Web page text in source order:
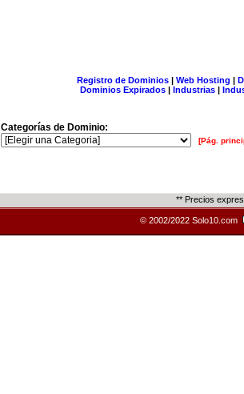
Registro de Dominios| Web Hosting |
Dominios Expirados | Industrias |
Categorías de Dominio:
[Pág.
** Precios
© 2002/2022 Solo10.com